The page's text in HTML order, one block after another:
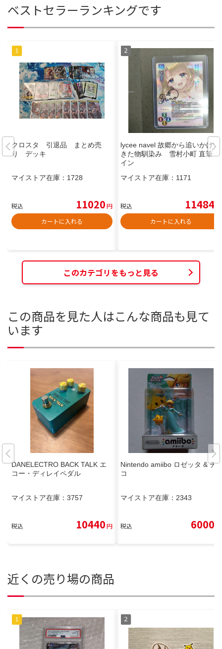
ベストセラーランキングです
クロスタ 引退品 まとめ売
り デッキ
マイストア在庫： 1728
税込 11020円
カートに入れる
lycee navel 故郷から追いかけて
きた物馴染み 雪村小町 直筆 サ
イン
マイストア在庫： 1171
税込 11484
カートに入れる
このカテゴリをもっと見る
この商品を見た人はこんな商品も見て
います
DANELECTRO BACK TALK エ
コー・ディレイペダル
マイストア在庫： 3757
税込 10440円
Nintendo amiibo ロゼッタ & チ
コ
マイストア在庫： 2343
税込 6000
近くの売り場の商品